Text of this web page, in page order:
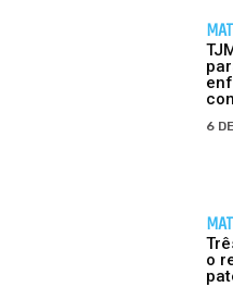
6
o